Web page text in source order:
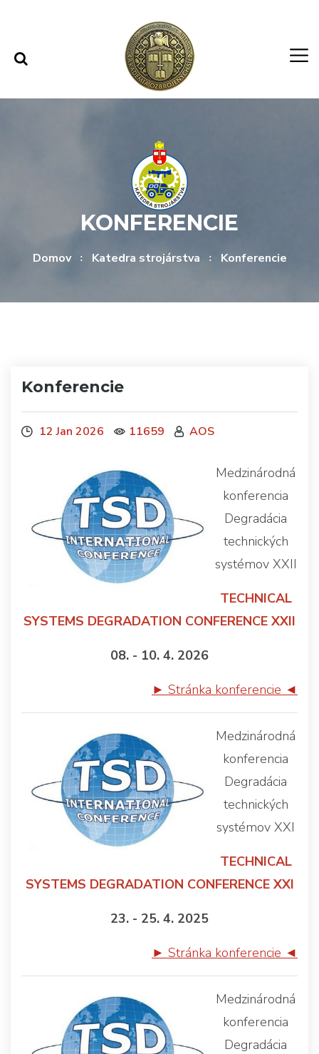
KONFERENCIE
Domov Katedra strojárstva Konferencie
Konferencie
12 Jan 2026 11659 AOS
Medzinárodná
konferencia
Degradácia
technických
systémov XXII
TECHNICAL
SYSTEMS DEGRADATION CONFERENCE XXII
08. - 10. 4. 2026
► Stránka konferencie ◄
Medzinárodná
konferencia
Degradácia
technických
systémov XXI
TECHNICAL
SYSTEMS DEGRADATION CONFERENCE XXI
23. - 25. 4. 2025
► Stránka konferencie ◄
Medzinárodná
konferencia
Degradácia